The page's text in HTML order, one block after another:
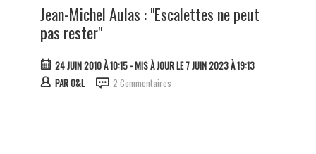
Jean-Michel Aulas : "Escalettes ne peut
pas rester"
24 JUIN 2010 À 10:15- MIS À JOUR LE 7 JUIN 2023 À 19:13
PARO&L 2 Commentaires